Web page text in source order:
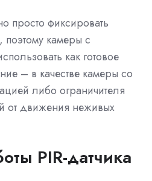
просто фиксировать
камеры с
как готовое
– в качестве камеры со
либо ограничителя
от движения неживых
PIR-датчика